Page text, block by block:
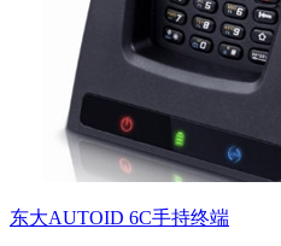
东大AUTOID 6C手持终端